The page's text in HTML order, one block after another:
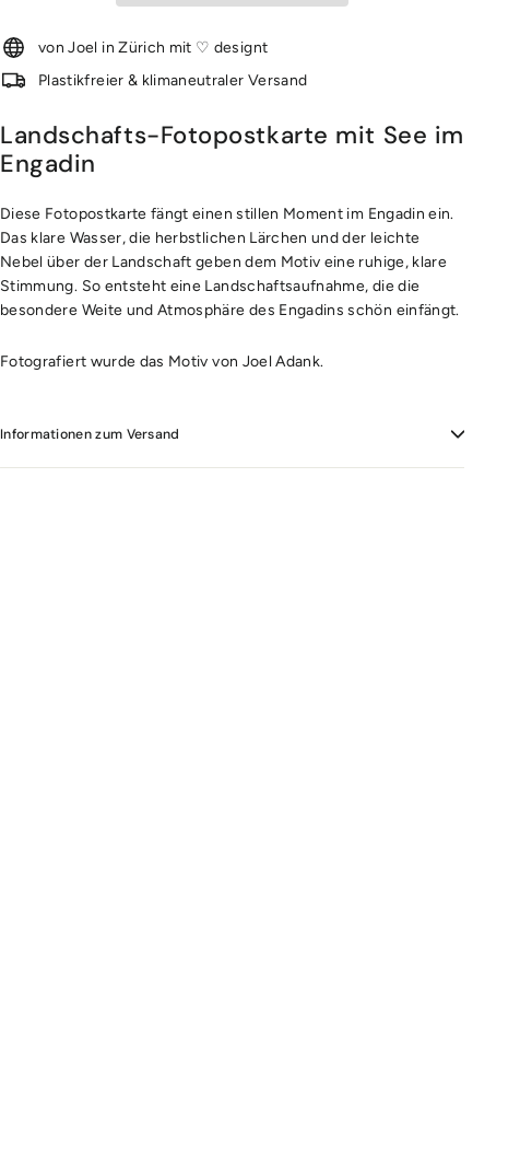
von Joel in Zürich mit ♡ designt
Plastikfreier & klimaneutraler Versand
Landschafts-Fotopostkarte mit See im
Engadin
Diese Fotopostkarte fängt einen stillen Moment im Engadin ein.
Das klare Wasser, die herbstlichen Lärchen und der leichte
Nebel über der Landschaft geben dem Motiv eine ruhige, klare
Stimmung. So entsteht eine Landschaftsaufnahme, die die
besondere Weite und Atmosphäre des Engadins schön einfängt.
Fotografiert wurde das Motiv von Joel Adank.
Informationen zum Versand